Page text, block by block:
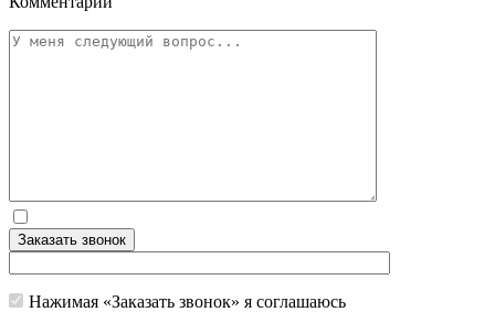
Заказать звонок
Нажимая «Заказать звонок» я соглашаюсь